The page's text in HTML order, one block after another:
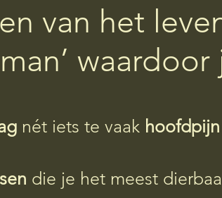
van het
waardoor
nét iets te vaakhoofdpijn
die je het meest